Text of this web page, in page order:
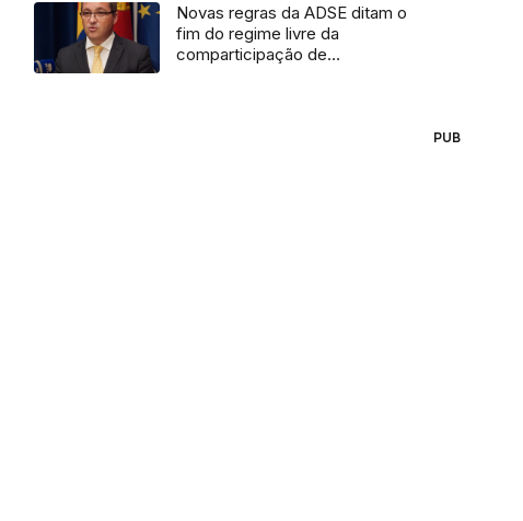
Novas regras da ADSE ditam o
fim do regime livre da
comparticipação de
PUB